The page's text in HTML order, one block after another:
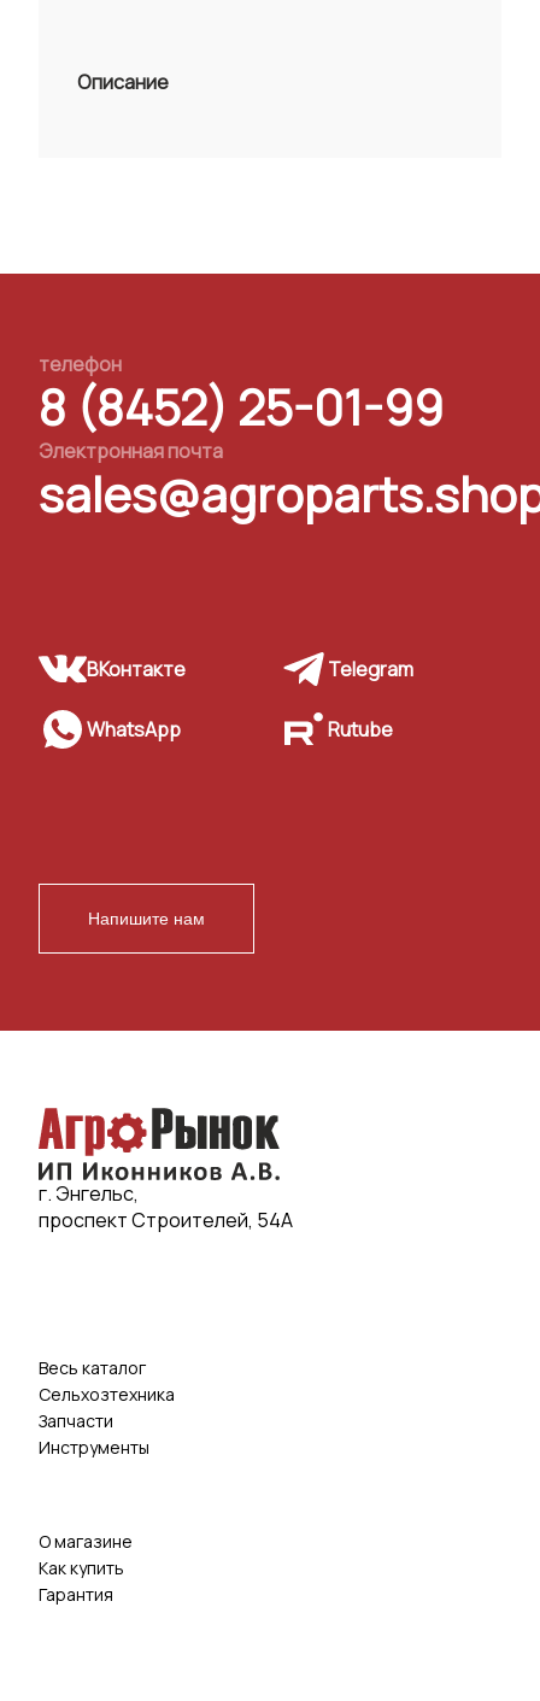
Описание
телефон
8 (8452) 25-01-99
Электронная почта
ВКонтакте Telegram
WhatsApp Rutube
Напишите нам
г. Энгельс,
проспект Строителей, 54А
Весь каталог
Сельхозтехника
Запчасти
Инструменты
О магазине
Как купить
Гарантия